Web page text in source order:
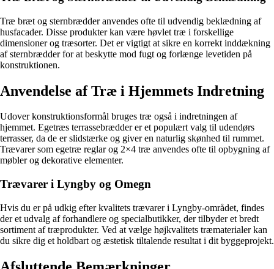
Træ bræt og sternbrædder anvendes ofte til udvendig beklædning af
husfacader. Disse produkter kan være høvlet træ i forskellige
dimensioner og træsorter. Det er vigtigt at sikre en korrekt inddækning
af sternbrædder for at beskytte mod fugt og forlænge levetiden på
konstruktionen.
Anvendelse af Træ i Hjemmets Indretning
Udover konstruktionsformål bruges træ også i indretningen af
hjemmet. Egetræs terrassebrædder er et populært valg til udendørs
terrasser, da de er slidstærke og giver en naturlig skønhed til rummet.
Trævarer som egetræ reglar og 2×4 træ anvendes ofte til opbygning af
møbler og dekorative elementer.
Trævarer i Lyngby og Omegn
Hvis du er på udkig efter kvalitets trævarer i Lyngby-området, findes
der et udvalg af forhandlere og specialbutikker, der tilbyder et bredt
sortiment af træprodukter. Ved at vælge højkvalitets træmaterialer kan
du sikre dig et holdbart og æstetisk tiltalende resultat i dit byggeprojekt.